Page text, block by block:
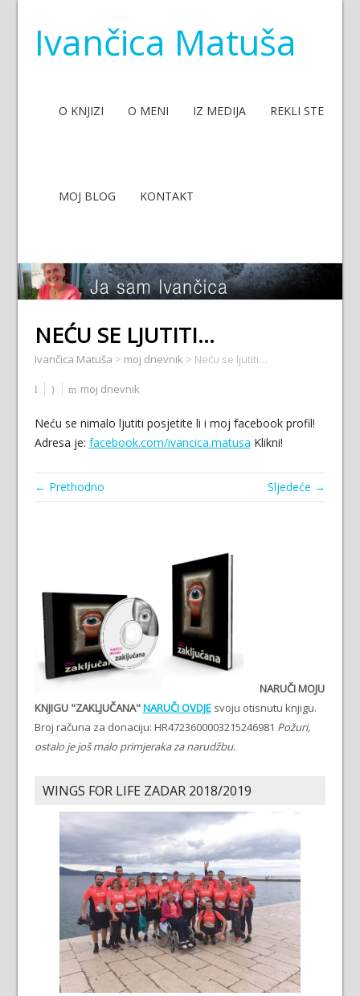
Ivančica Matuša
O KNJIZI O MENI IZ MEDIJA REKLI STE
MOJ BLOG KONTAKT
NEĆU SE LJUTITI…
Ivančica Matuša > moj dnevnik > Neću se ljutiti…
moj dnevnik
Neću se nimalo ljutiti posjetite li i moj facebook profil!
Adresa je: facebook.com/ivancica.matusa Klikni!
← Prethodno Sljedeće →
NARUČI MOJU
KNJIGU "ZAKLJUČANA"NARUČI OVDJEsvoju otisnutu knjigu.
Broj računa za donaciju: HR4723600003215246981 Požuri,
ostalo je još malo primjeraka za narudžbu.
WINGS FOR LIFE ZADAR 2018/2019